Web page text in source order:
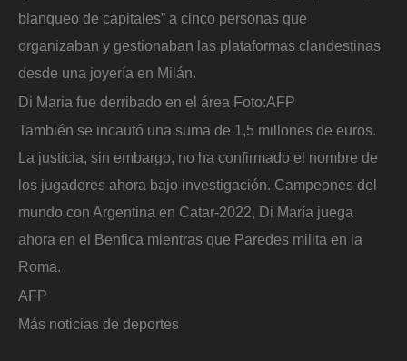
blanqueo de capitales” a cinco personas que
organizaban y gestionaban las plataformas clandestinas
desde una joyería en Milán.
Di Maria fue derribado en el área Foto:AFP
También se incautó una suma de 1,5 millones de euros.
La justicia, sin embargo, no ha confirmado el nombre de
los jugadores ahora bajo investigación. Campeones del
mundo con Argentina en Catar-2022, Di María juega
ahora en el Benfica mientras que Paredes milita en la
Roma.
AFP
Más noticias de deportes